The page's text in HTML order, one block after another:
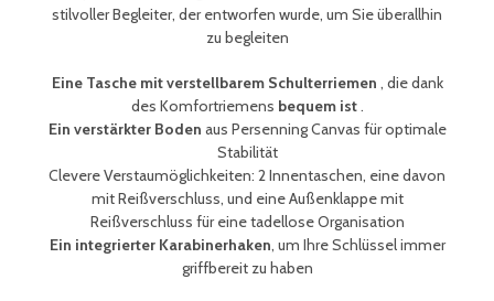
stilvoller Begleiter, der entworfen wurde, um Sie überallhin
zu begleiten
Eine Tasche mit verstellbarem Schulterriemen , die dank
des Komfortriemens bequem ist.
Ein verstärkter Boden aus Persenning Canvas für optimale
Stabilität
Clevere Verstaumöglichkeiten: 2 Innentaschen, eine davon
mit Reißverschluss, und eine Außenklappe mit
Reißverschluss für eine tadellose Organisation
Ein integrierter Karabinerhaken, um Ihre Schlüssel immer
griffbereit zu haben